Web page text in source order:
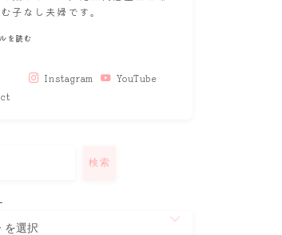
子なし夫婦です。
を読む
Instagram
YouTube
検索